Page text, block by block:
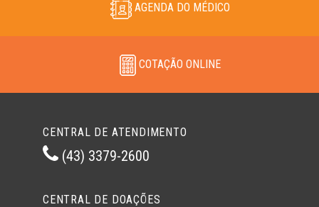
AGENDA DO MÉDICO
COTAÇÃO ONLINE
CENTRAL DE ATENDIMENTO
(43) 3379-2600
CENTRAL DE DOAÇÕES